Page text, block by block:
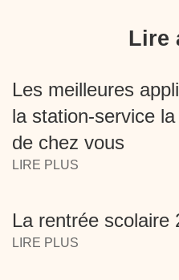
Lire
Les meilleures
la station-service
de chez vous
LIRE PLUS
La rentrée scolaire
LIRE PLUS